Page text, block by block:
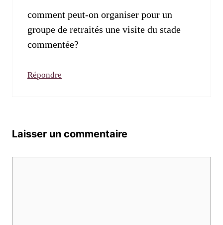
comment peut-on organiser pour un
groupe de retraités une visite du stade
commentée?
Répondre
Laisser un commentaire